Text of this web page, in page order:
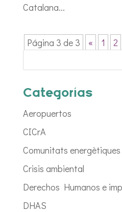
Catalana...
Página 3 de 3 « 1 2
Categorías
Aeropuertos
CICrA
Comunitats energètiques
Crisis ambiental
Derechos Humanos e
DHAS